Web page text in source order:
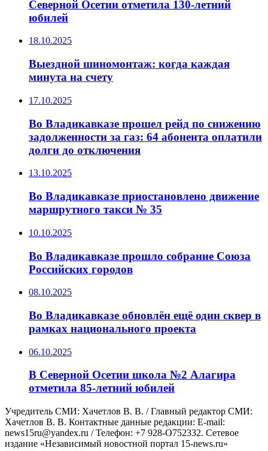
Северной Осетии отметила 130-летний
юбилей
18.10.2025
Выездной шиномонтаж: когда каждая
минута на счету
17.10.2025
Во Владикавказе прошел рейд по снижению
задолженности за газ: 64 абонента оплатили
долги до отключения
13.10.2025
Во Владикавказе приостановлено движение
маршрутного такси № 35
10.10.2025
Во Владикавказе прошло собрание Союза
Российских городов
08.10.2025
Во Владикавказе обновлён ещё один сквер в
рамках национального проекта
06.10.2025
В Северной Осетии школа №2 Алагира
отметила 85-летний юбилей
Учредитель СМИ: Хaчeтлoв B. B. / Главный редактор СМИ:
Хaчeтлoв B. B. Контактные данные редакции: E-mail:
news15ru@yandex.ru / Телефон: +7 928-O752332. Сетевое
издание «Независимый новостной портал 15-news.ru»